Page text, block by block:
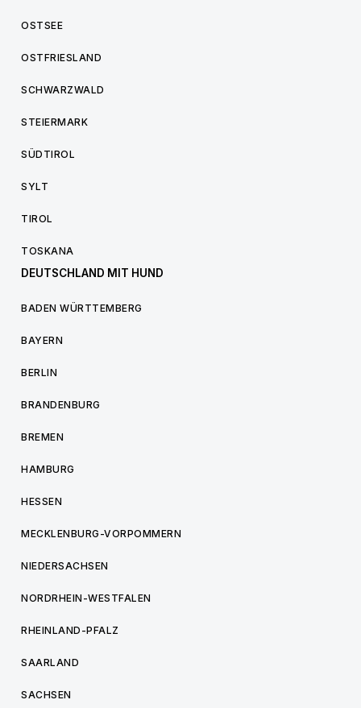
OSTSEE
OSTFRIESLAND
SCHWARZWALD
STEIERMARK
SÜDTIROL
SYLT
TIROL
TOSKANA
DEUTSCHLAND MIT HUND
BADEN WÜRTTEMBERG
BAYERN
BERLIN
BRANDENBURG
BREMEN
HAMBURG
HESSEN
MECKLENBURG-VORPOMMERN
NIEDERSACHSEN
NORDRHEIN-WESTFALEN
RHEINLAND-PFALZ
SAARLAND
SACHSEN